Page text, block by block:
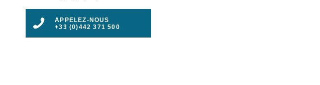
APPELEZ-NOUS
+33 (0)442 371 500